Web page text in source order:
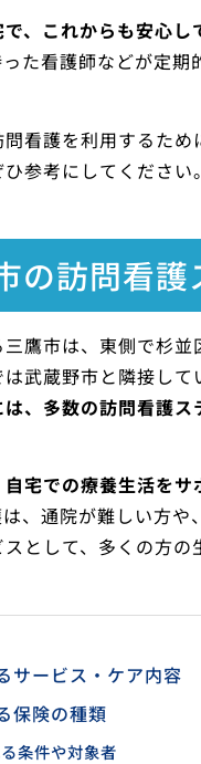
で、これからも安心
た看護師などが定
看護を利用するた
参考にしてください。
の訪問看護
鷹市は、東側で杉
武蔵野市と隣接し
は、多数の訪問看護
自宅での療養生活を
、通院が難しい方や
として、多くの方の
サービス・ケア内容
保険の種類
条件や対象者